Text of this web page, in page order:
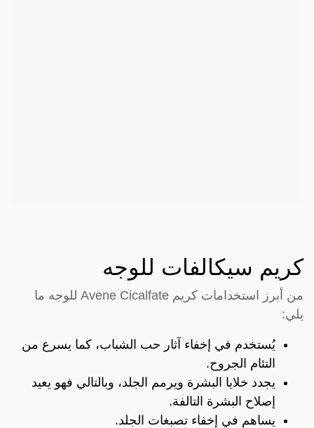
كريم سيكالفات للوجه
من أبرز استخدامات كريم Avene Cicalfate للوجه ما
يلي:
يُستخدم في إخفاء آثار حب الشباب، كما يسرع من
التئام الجروح.
يجدد خلايا البشرة ويرمم الجلد، وبالتالي فهو يعيد
إصلاح البشرة التالفة.
يساهم في إخفاء تصبغات الجلد.